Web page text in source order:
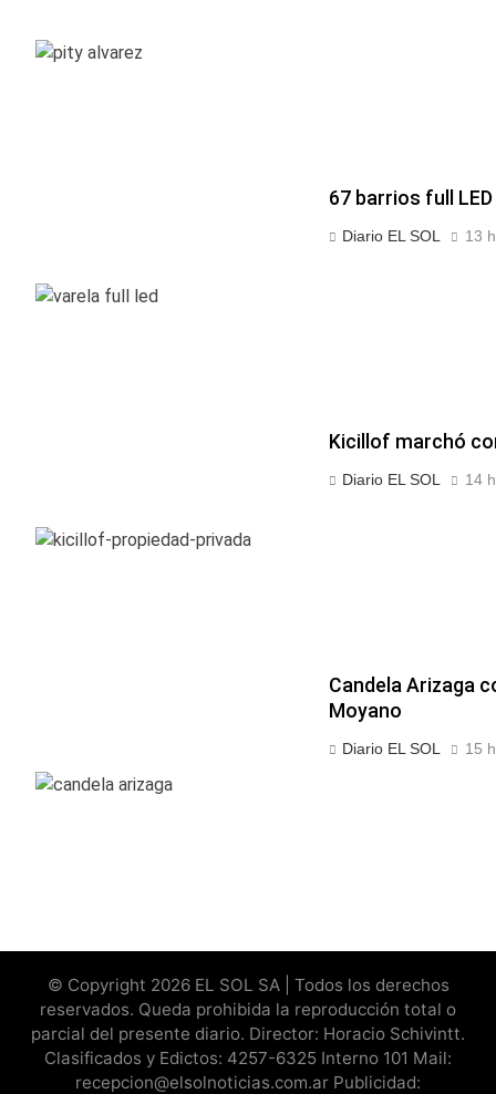
67 barrios full
Diario EL SOL 13
Kicillof marchó
Diario EL SOL 14
Candela Arizaga
Moyano
Diario EL SOL 15
© Copyright 2026 EL SOL SA | Todos los derechos
reservados. Queda prohibida la reproducción total o
parcial del presente diario. Director: Horacio Schivintt.
Clasificados y Edictos: 4257-6325 Interno 101 Mail:
recepcion@elsolnoticias.com.ar Publicidad: